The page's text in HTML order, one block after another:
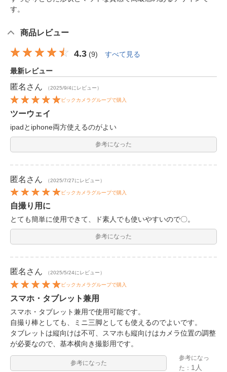
す。
商品レビュー
4.3 (9) すべて見る
最新レビュー
匿名 さん （2025/9/4にレビュー）
ビックカメラグループで購入
ツーウェイ
ipadとiphone両方使えるのがよい
参考になった
匿名 さん （2025/7/27にレビュー）
ビックカメラグループで購入
自撮り用に
とても簡単に使用できて、ド素人でも使いやすいので〇。
参考になった
匿名 さん （2025/5/24にレビュー）
ビックカメラグループで購入
スマホ・タブレット兼用
スマホ・タブレット兼用で使用可能です。
自撮り棒としても、ミニ三脚としても使えるのでよいです。
タブレットは縦向けは不可、スマホも縦向けはカメラ位置の調整
が必要なので、基本横向き撮影用です。
参考になった
参考になっ
た： 1人